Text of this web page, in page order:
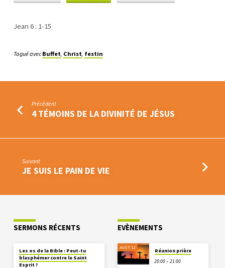
Jean 6 : 1-15
Tagué avec Buffet, Christ, festin
Précédent
4 TÉMOINS DE LA DIVINITÉ DE JÉSUS
Suivant
JE SUIS LE PAIN DE VIE
SERMONS RÉCENTS
Les os de la Bible : Peut-tu
blasphémer contre le Saint
Esprit ?
EVÈNEMENTS
AOÛT 12
Réunion prière
20:00 – 21:00